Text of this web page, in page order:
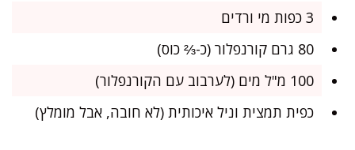
3 כפות מי ורדים
80 גרם קורנפלור (כ-⅔ כוס)
100 מ"ל מים (לערבוב עם הקורנפלור)
כפית תמצית וניל איכותית (לא חובה, אבל מומלץ)